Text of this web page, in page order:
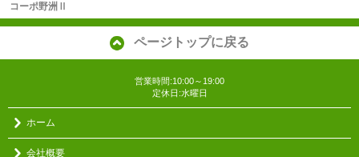
コーポ野洲Ⅱ
ページトップに戻る
営業時間:10:00～19:00
定休日:水曜日
ホーム
会社概要